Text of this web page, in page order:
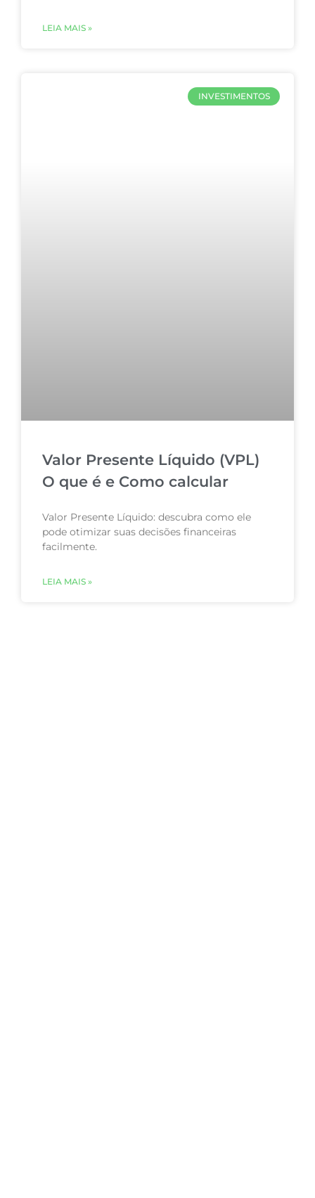
LEIA MAIS »
INVESTIMENTOS
Valor Presente Líquido (VPL)
O que é e Como calcular
Valor Presente Líquido: descubra como ele
pode otimizar suas decisões financeiras
facilmente.
LEIA MAIS »